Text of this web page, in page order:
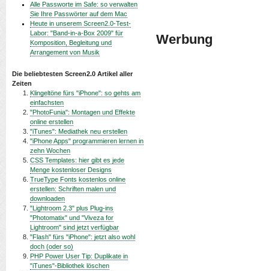
Alle Passworte im Safe: so verwalten
Sie Ihre Passwörter auf dem Mac
Heute in unserem Screen2.0-Test-
Labor: "Band-in-a-Box 2009" für
Komposition, Begleitung und
Arrangement von Musik
Die beliebtesten Screen2.0 Artikel aller
Zeiten
Klingeltöne fürs "iPhone": so gehts am
einfachsten
"PhotoFunia": Montagen und Effekte
online erstellen
"iTunes": Mediathek neu erstellen
"iPhone Apps" programmieren lernen in
zehn Wochen
CSS Templates: hier gibt es jede
Menge kostenloser Designs
TrueType Fonts kostenlos online
erstellen: Schriften malen und
downloaden
"Lightroom 2.3" plus Plug-ins
"Photomatix" und "Viveza for
Lightroom" sind jetzt verfügbar
"Flash" fürs "iPhone": jetzt also wohl
doch (oder so)
PHP Power User Tip: Duplikate in
"iTunes"-Bibliothek löschen
Werbung